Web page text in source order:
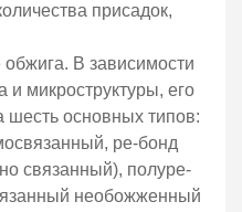
присадок,
обжига. В зависимости
и микроструктуры, его
основных типов:
ре-бонд
связанный), полуре-
необожженный